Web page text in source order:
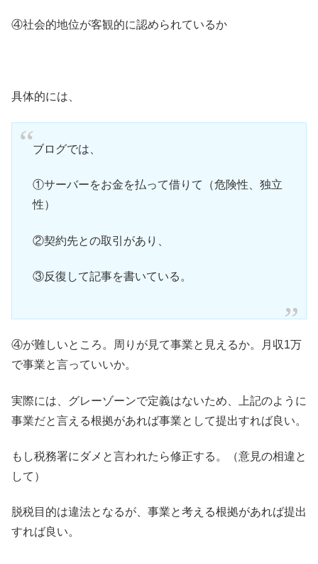
④社会的地位が客観的に認められているか
具体的には、
ブログでは、
①サーバーをお金を払って借りて（危険性、独立
性）
②契約先との取引があり、
③反復して記事を書いている。
④が難しいところ。周りが見て事業と見えるか。月収1万
で事業と言っていいか。
実際には、グレーゾーンで定義はないため、上記のように
事業だと言える根拠があれば事業として提出すれば良い。
もし税務署にダメと言われたら修正する。（意見の相違と
して）
脱税目的は違法となるが、事業と考える根拠があれば提出
すれば良い。